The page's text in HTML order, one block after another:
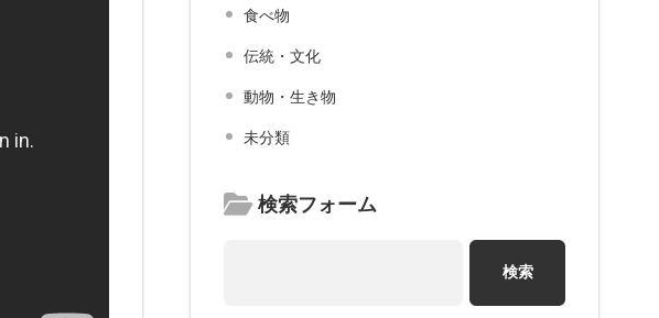
食べ物
伝統・文化
動物・生き物
未分類
検索フォーム